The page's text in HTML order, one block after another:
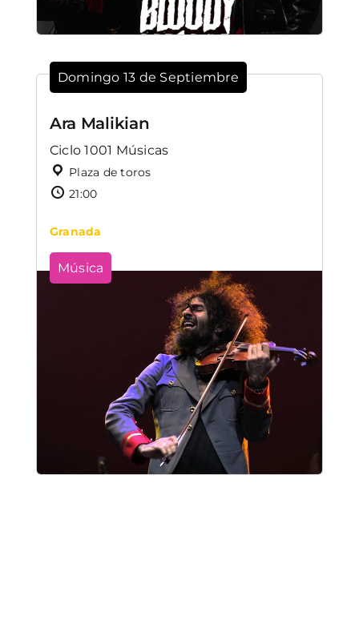
Domingo 13 de Septiembre
Ara Malikian
Ciclo 1001 Músicas
Plaza de toros
21:00
Granada
Música